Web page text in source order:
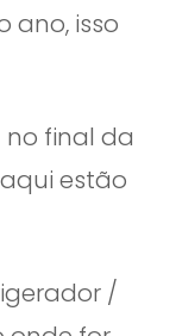
ano, isso
no final da
estão
/